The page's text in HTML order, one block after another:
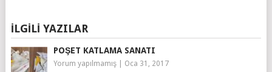
İLGILI YAZILAR
POŞET KATLAMA SANATI
Yorum yapılmamış| Oca 31, 2017